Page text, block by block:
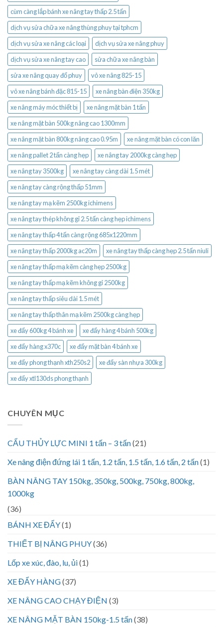
cùm càng lắp bánh xe nâng tay thấp 2.5 tấn
dịch vụ sửa chữa xe nâng thùng phuy tại tphcm
dịch vụ sửa xe nâng các loại
dịch vụ sửa xe nâng phuy
dịch vụ sửa xe nâng tay cao
sửa chữa xe nâng bàn
sửa xe nâng quay đổ phuy
vỏ xe nâng 825-15
vỏ xe nâng bánh đặc 815-15
xe nâng bàn điện 350kg
xe nâng máy móc thiết bị
xe nâng mặt bàn 1 tấn
xe nâng mặt bàn 500kg nâng cao 1300mm
xe nâng mặt bàn 800kg nâng cao 0.95m
xe nâng mặt bàn có con lăn
xe nâng pallet 2 tấn càng hẹp
xe nâng tay 2000kg càng hẹp
xe nâng tay 3500kg
xe nâng tay càng dài 1.5 mét
xe nâng tay càng rộng thấp 51mm
xe nâng tay mạ kẽm 2500kg ichimens
xe nâng tay thép không gỉ 2.5 tấn càng hẹp ichimens
xe nâng tay thấp 4 tấn càng rộng 685x1220mm
xe nâng tay thấp 2000kg ac20m
xe nâng tay thấp càng hẹp 2.5 tấn niuli
xe nâng tay thấp mạ kẽm càng hẹp 2500kg
xe nâng tay thấp mạ kẽm không gỉ 2500kg
xe nâng tay thấp siêu dài 1.5 mét
xe nâng tay thấp thân mạ kẽm 2500kg càng hẹp
xe đẩy 600kg 4 bánh xe
xe đẩy hàng 4 bánh 500kg
xe đẩy hàng x370c
xe đẩy mặt bàn 4 bánh xe
xe đẩy phong thạnh xth250s2
xe đẩy sàn nhựa 300kg
xe đẩy xtl130ds phong thạnh
CHUYÊN MỤC
CẨU THỦY LỰC MINI 1 tấn – 3 tấn(21)
Xe nâng điện đứng lái 1 tấn, 1.2 tấn, 1.5 tấn, 1.6 tấn, 2 tấn(1)
BÀN NÂNG TAY 150kg, 350kg, 500kg, 750kg, 800kg,
1000kg
(36)
BÁNH XE ĐẨY(1)
THIẾT BỊ NÂNG PHUY(36)
Lốp xe xúc, đào, lu, ủi(1)
XE ĐẨY HÀNG(37)
XE NÂNG CAO CHẠY ĐIỆN (3)
XE NÂNG MẶT BÀN 150kg-1.5 tấn(38)